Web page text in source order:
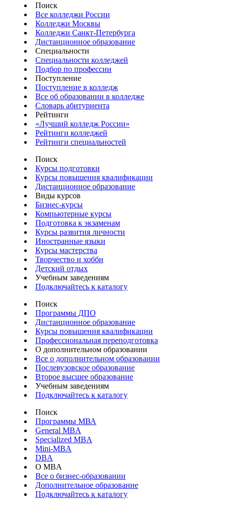
Поиск
Все колледжи России
Колледжи Москвы
Колледжи Санкт-Петербурга
Дистанционное образование
Специальности
Специальности колледжей
Подбор по профессии
Поступление
Поступление в колледж
Все об образовании в колледже
Словарь абитуриента
Рейтинги
«Лучший колледж России»
Рейтинги колледжей
Рейтинги специальностей
Поиск
Курсы подготовки
Курсы повышения квалификации
Дистанционное образование
Виды курсов
Бизнес-курсы
Компьютерные курсы
Подготовка к экзаменам
Курсы развития личности
Иностранные языки
Курсы мастерства
Творчество и хобби
Детский отдых
Учебным заведениям
Подключайтесь к каталогу
Поиск
Программы ДПО
Дистанционное образование
Курсы повышения квалификации
Профессиональная переподготовка
О дополнительном образовании
Все о дополнительном образовании
Послевузовское образование
Второе высшее образование
Учебным заведениям
Подключайтесь к каталогу
Поиск
Программы МВА
General MBA
Specialized MBA
Mini-MBA
DBA
О MBA
Все о бизнес-образовании
Дополнительное образование
Подключайтесь к каталогу